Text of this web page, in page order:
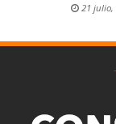
21 julio,